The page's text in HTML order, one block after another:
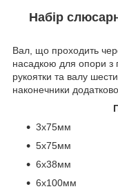
Набір
Вал, що проходить
насадкою для опори з
рукоятки та валу
наконечники додатково
3x75мм
5x75мм
6x38мм
6x100мм